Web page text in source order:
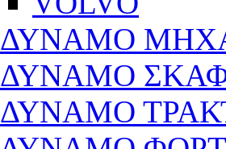
ΔΥΝΑΜΟ
ΔΥΝΑΜΟ
ΔΥΝΑΜΟ